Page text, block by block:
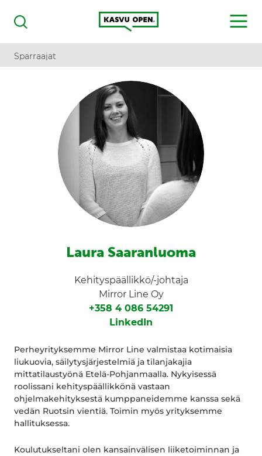
Haku
Kasvu Open
MENU
Sparraajat
Laura Saaranluoma
Kehityspäällikkö/-johtaja
Mirror Line Oy
+358 4 086 54291
LinkedIn
Perheyrityksemme Mirror Line valmistaa kotimaisia
liukuovia, säilytysjärjestelmiä ja tilanjakajia
mittatilaustyönä Etelä-Pohjanmaalla. Nykyisessä
roolissani kehityspäällikkönä vastaan
ohjelmakehityksestä kumppaneidemme kanssa sekä
vedän Ruotsin vientiä. Toimin myös yrityksemme
hallituksessa.
Koulutukseltani olen kansainvälisen liiketoiminnan ja